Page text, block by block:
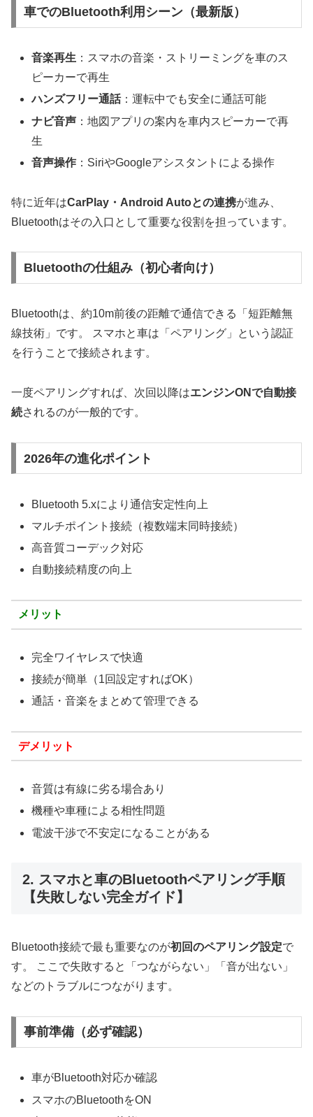
車でのBluetooth利用シーン（最新版）
音楽再生 ：スマホの音楽・ストリーミングを車のス
ピーカーで再生
ハンズフリー通話：運転中でも安全に通話可能
ナビ音声 ：地図アプリの案内を車内スピーカーで再
生
音声操作 ：SiriやGoogleアシスタントによる操作
特に近年はCarPlay・Android Autoとの連携が進み、
Bluetoothはその入口として重要な役割を担っています。
Bluetoothの仕組み（初心者向け）
Bluetoothは、約10m前後の距離で通信できる「短距離無
線技術」です。 スマホと車は「ペアリング」という認証
を行うことで接続されます。
一度ペアリングすれば、次回以降はエンジンONで自動接
続されるのが一般的です。
2026年の進化ポイント
Bluetooth 5.xにより通信安定性向上
マルチポイント接続（複数端末同時接続）
高音質コーデック対応
自動接続精度の向上
メリット
完全ワイヤレスで快適
接続が簡単（1回設定すればOK）
通話・音楽をまとめて管理できる
デメリット
音質は有線に劣る場合あり
機種や車種による相性問題
電波干渉で不安定になることがある
2. スマホと車のBluetoothペアリング手順
【失敗しない完全ガイド】
Bluetooth接続で最も重要なのが初回のペアリング設定で
す。 ここで失敗すると「つながらない」「音が出ない」
などのトラブルにつながります。
事前準備（必ず確認）
車がBluetooth対応か確認
スマホのBluetoothをON